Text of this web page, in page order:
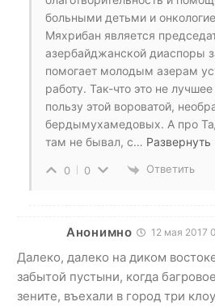
больными детьми и
Мяхрибан является
азербайджанской диаспоры
помогает молодым азерам
работу. Так-что это не
пользу этой вороватой,
бердымухамедовых. А про
там не бывал, с… Развернуть
0 0 Ответить
Анонимно 12 мая 2017
Далеко, далеко на диком
забытой пустыни, когда
зените, въехали в город три